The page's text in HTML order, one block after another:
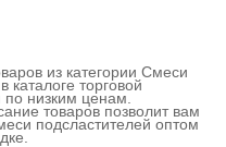
из категории Смеси
каталоге торговой
низким ценам.
товаров позволит вам
подсластителей оптом